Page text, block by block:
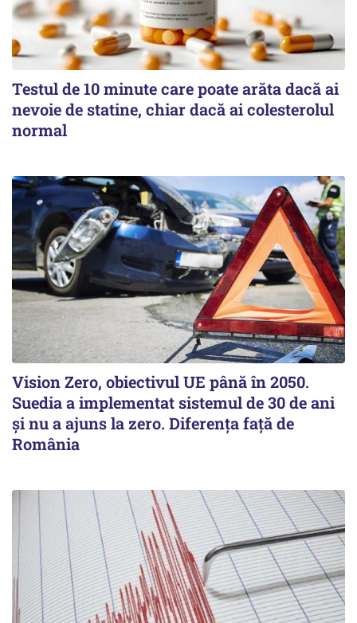
Testul de 10 minute care poate arăta dacă ai
nevoie de statine, chiar dacă ai colesterolul
normal
Vision Zero, obiectivul UE până în 2050.
Suedia a implementat sistemul de 30 de ani
şi nu a ajuns la zero. Diferenţa faţă de
România